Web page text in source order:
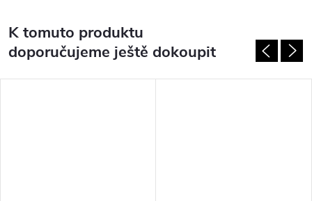
K tomuto produktu
doporučujeme ještě dokoupit